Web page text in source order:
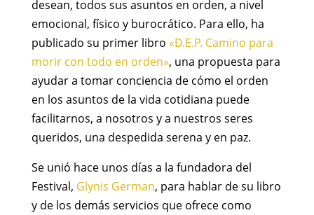
desean, todos sus asuntos en orden, a nivel
emocional, físico y burocrático. Para ello, ha
publicado su primer libro «D.E.P. Camino para
morir con todo en orden», una propuesta para
ayudar a tomar conciencia de cómo el orden
en los asuntos de la vida cotidiana puede
facilitarnos, a nosotros y a nuestros seres
queridos, una despedida serena y en paz.
Se unió hace unos días a la fundadora del
Festival, Glynis German, para hablar de su libro
y de los demás servicios que ofrece como